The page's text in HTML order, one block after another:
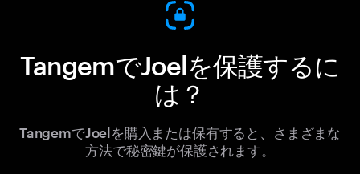
TangemでJoelを保護するに
は？
TangemでJoelを購入または保有すると、さまざまな
方法で秘密鍵が保護されます。